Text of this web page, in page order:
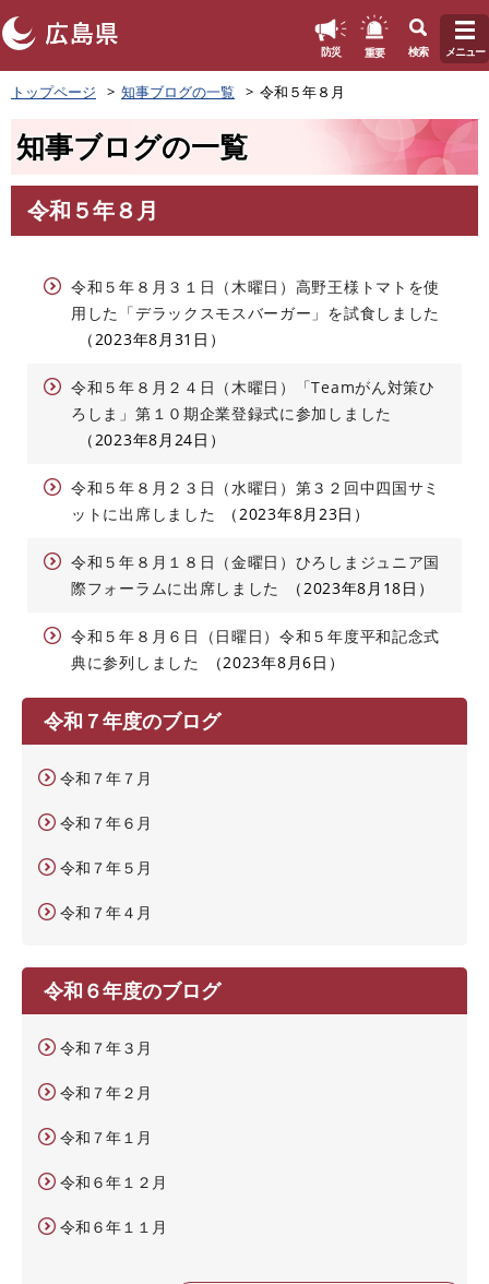
ペ
ー
頭
す
防災 重要 検索 メニュー
トップページ 知事ブログの一覧 令和５年８月
知事ブログの一覧
文
令和５年８月
令和５年８月３１日（木曜日）高野王様トマトを使
用した「デラックスモスバーガー」を試食しました
2023年8月31日
令和５年８月２４日（木曜日）「Teamがん対策ひ
ろしま」第１０期企業登録式に参加しました
2023年8月24日
令和５年８月２３日（水曜日）第３２回中四国サミ
ットに出席しました
2023年8月23日
令和５年８月１８日（金曜日）ひろしまジュニア国
際フォーラムに出席しました
2023年8月18日
令和５年８月６日（日曜日）令和５年度平和記念式
典に参列しました
2023年8月6日
令和７年度のブログ
令和７年７月
令和７年６月
令和７年５月
令和７年４月
令和６年度のブログ
令和７年３月
令和７年２月
令和７年１月
令和６年１２月
令和６年１１月